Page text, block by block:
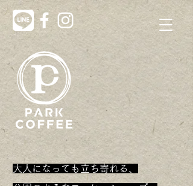
大人になっても立ち寄れる、